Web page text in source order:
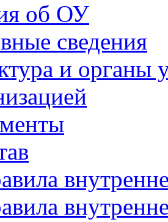
об ОУ
сведения
и органы